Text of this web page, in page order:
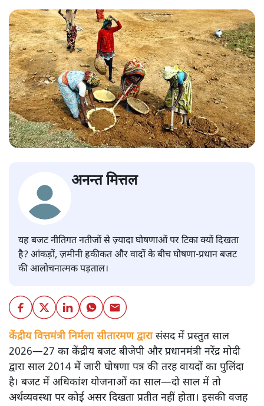
अनन्त मित्तल
यह बजट नीतिगत नतीजों से ज़्यादा घोषणाओं पर टिका क्यों दिखता
है? आंकड़ों, ज़मीनी हकीकत और वादों के बीच घोषणा-प्रधान बजट
की आलोचनात्मक पड़ताल।
केंद्रीय वित्तमंत्री निर्मला सीतारमण द्वारासंसद में प्रस्तुत साल
2026—27 का केंद्रीय बजट बीजेपी और प्रधानमंत्री नरेंद्र मोदी
द्वारा साल 2014 में जारी घोषणा पत्र की तरह वायदों का पुलिंदा
है। बजट में अधिकांश योजनाओं का साल—दो साल में तो
अर्थव्यवस्था पर कोई असर दिखता प्रतीत नहीं होता। इसकी वजह